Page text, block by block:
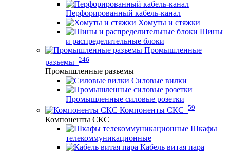
Перфорированный кабель-канал
Хомуты и стяжки
Шины
и распределительные блоки
Промышленные
разъемы 246
Промышленные разъемы
Силовые вилки
Промышленные силовые розетки
Компоненты СКС 59
Компоненты СКС
Шкафы
телекоммуникационные
Кабель витая пара